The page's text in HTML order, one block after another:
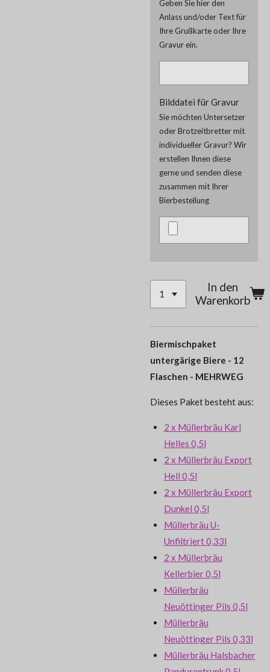
Geben Sie hier den
Anlass und/oder Text für
Ihre Grußkarte oder Ihre
Gravur ein.
Bilddatei für Gravur
Sie möchten Untersetzer
oder Brotzeitbretter mit
individueller Gravur? Wir
erstellen Ihnen diese
gerne und senden diese
zusammen mit Ihrer
Bierbestellung
In den
Warenkorb
Biermischpaket
untergärige Biere - 12
Flaschen - MEHRWEG
Dieses Paket besteht aus:
2 x Müllerbräu Karl
Helles 0,5l
2 x Müllerbräu Export
Hell 0,5l
2 x Müllerbräu Export
Dunkel 0,5l
Müllerbräu U-
Unfiltriert 0,33l
2 x Müllerbräu
Kellerbier 0,5l
Müllerbräu
Neuöttinger Pils 0,5l
Müllerbräu
Neuöttinger Pils 0,33l
Müllerbräu Halsbacher